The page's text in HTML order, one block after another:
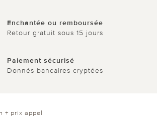
Enchantée ou remboursée
Retour gratuit sous 15 jours
Paiement sécurisé
Donnés bancaires cryptées
+ prix appel